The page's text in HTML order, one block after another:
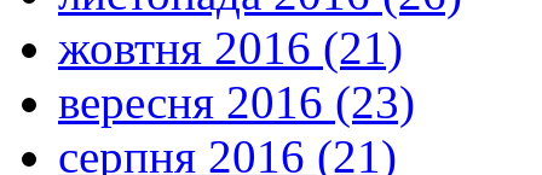
жовтня 2016 (21)
вересня 2016 (23)
серпня 2016 (21)